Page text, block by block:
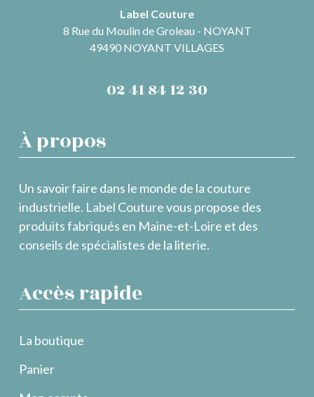
Label Couture
8 Rue du Moulin de Groleau - NOYANT
49490 NOYANT VILLAGES
02 41 84 12 30
À propos
Un savoir faire dans le monde de la couture
industrielle. Label Couture vous propose des
produits fabriqués en Maine-et-Loire et des
conseils de spécialistes de la literie.
Accès rapide
La boutique
Panier